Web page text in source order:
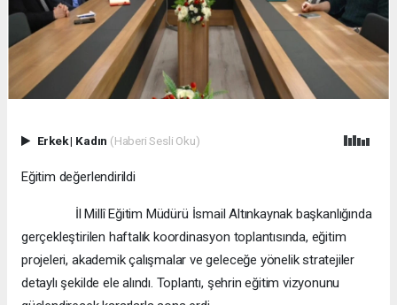
Erkek| Kadın (Haberi Sesli Oku)
Eğitim değerlendirildi
İl Millî Eğitim Müdürü İsmail Altınkaynak başkanlığında
gerçekleştirilen haftalık koordinasyon toplantısında, eğitim
projeleri, akademik çalışmalar ve geleceğe yönelik stratejiler
detaylı şekilde ele alındı. Toplantı, şehrin eğitim vizyonunu